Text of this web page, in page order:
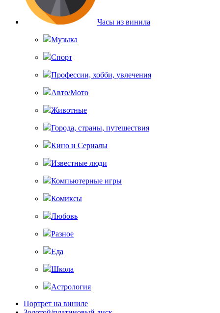
Часы из винила
Музыка
Спорт
Профессии, хобби, увлечения
Авто/Мото
Животные
Города, страны, путешествия
Кино и Сериалы
Известные люди
Компьютерные игры
Комиксы
Любовь
Разное
Еда
Школа
Астрология
Портрет на виниле